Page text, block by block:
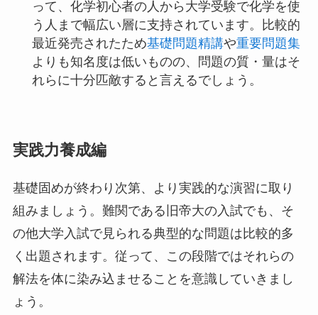
って、化学初心者の人から大学受験で化学を使
う人まで幅広い層に支持されています。比較的
最近発売されたため基礎問題精講や重要問題集
よりも知名度は低いものの、問題の質・量はそ
れらに十分匹敵すると言えるでしょう。
実践力養成編
基礎固めが終わり次第、より実践的な演習に取り
組みましょう。難関である旧帝大の入試でも、そ
の他大学入試で見られる典型的な問題は比較的多
く出題されます。従って、この段階ではそれらの
解法を体に染み込ませることを意識していきまし
ょう。